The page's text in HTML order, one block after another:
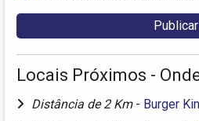
Locais Próximos -
Distância de 2 Km - Burger